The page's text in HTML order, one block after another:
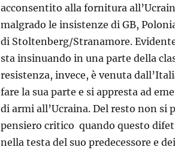
acconsentito alla fornitura
malgrado le insistenze di GB,
di Stoltenberg/Stranamore.
sta insinuando in una parte della
resistenza, invece, è venuta
fare la sua parte e si appresta ad
di armi all’Ucraina. Del resto non si
pensiero critico quando questo
nella testa del suo predecessore e